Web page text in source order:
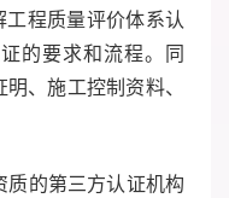
工程质量评价体系认
的要求和流程。同
、施工控制资料、
质的第三方认证机构